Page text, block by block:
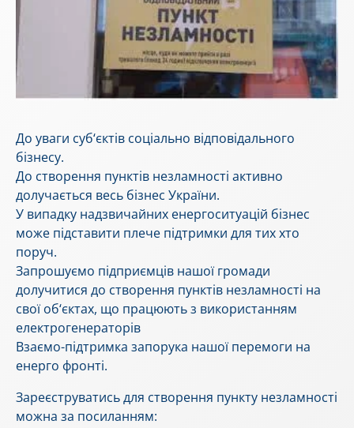
До уваги суб‘єктів соціально відповідального
бізнесу.
До створення пунктів незламності активно
долучається весь бізнес України.
У випадку надзвичайних енергоситуацій бізнес
може підставити плече підтримки для тих хто
поруч.
Запрошуємо підприємців нашої громади
долучитися до створення пунктів незламності на
свої об‘єктах, що працюють з використанням
електрогенераторів
Взаємо-підтримка запорука нашої перемоги на
енерго фронті.
Зареєструватись для створення пункту незламності
можна за посиланням: